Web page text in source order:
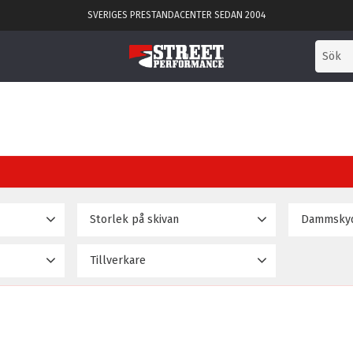
SVERIGES PRESTANDACENTER SEDAN 2004
Tillverkare
Storlek på skivan